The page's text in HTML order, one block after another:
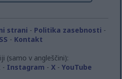
strani - Politika zasebnosti -
- Kontakt
(samo v angleščini):
- Instagram - X- YouTube